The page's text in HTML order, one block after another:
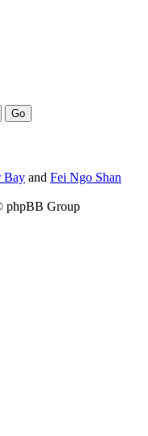
Bay and Fei Ngo Shan
phpBB Group